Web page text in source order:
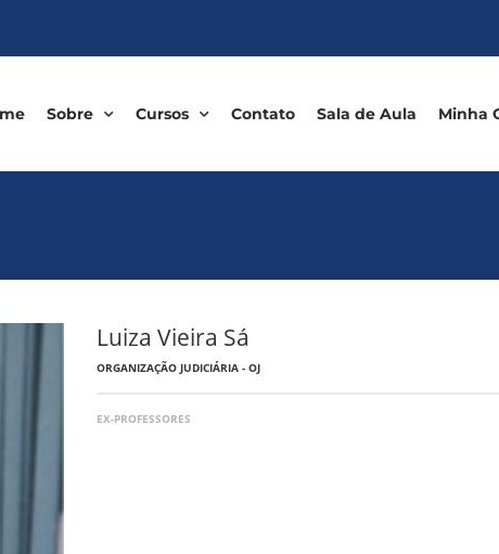
Sobre Cursos Contato Sala de Aula Minha
Luiza Vieira Sá
ORGANIZAÇÃO JUDICIÁRIA - OJ
EX-PROFESSORES